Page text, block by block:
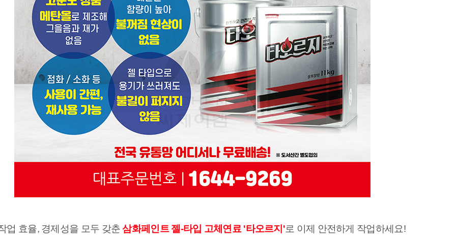
업 효율, 경제성을 모두 갖춘 삼화페인트 젤-타입 고체연료 '타오르지'로 이제 안전하게 작업하세요!